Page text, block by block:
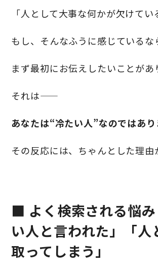
「人として大事な何かが欠けてい
もし、そんなふうに感じているな
まず最初にお伝えしたいことがあ
それは――
あなたは“冷たい人”なのではあり
その反応には、ちゃんとした理由
■ よく検索される悩
い人と言われた」「人
取ってしまう」